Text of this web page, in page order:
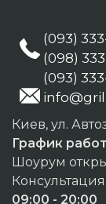
(093)
(098)
(093)
Киев, ул.
График
Шоурум
09:00 - 20:00